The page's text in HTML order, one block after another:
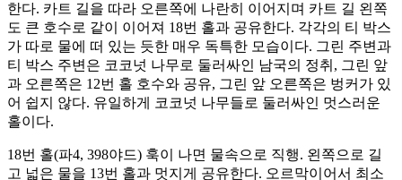
한다. 카트 길을 따라 오른쪽에 나란히 이어지며 카트 길 왼쪽
도 큰 호수로 같이 이어져 18번 홀과 공유한다. 각각의 티 박스
가 따로 물에 떠 있는 듯한 매우 독특한 모습이다. 그린 주변과
티 박스 주변은 코코넛 나무로 둘러싸인 남국의 정취, 그린 앞
과 오른쪽은 12번 홀 호수와 공유, 그린 앞 오른쪽은 벙커가 있
어 쉽지 않다. 유일하게 코코넛 나무들로 둘러싸인 멋스러운
홀이다.
18번 홀(파4, 398야드) 훅이 나면 물속으로 직행. 왼쪽으로 길
고 넓은 물을 13번 홀과 멋지게 공유한다. 오르막이어서 최소